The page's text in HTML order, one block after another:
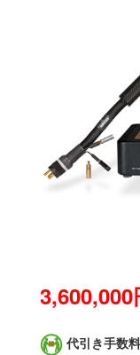
3,600,000
代引き手数